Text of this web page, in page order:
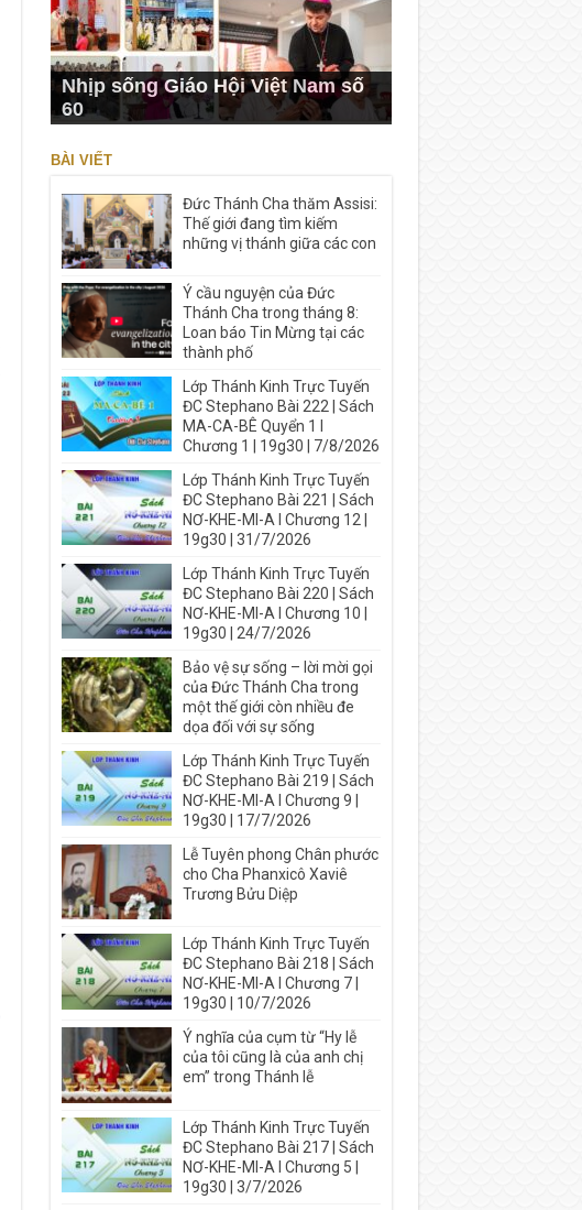
Nhịp sống Giáo Hội Việt Nam số
60
BÀI VIẾT
Đức Thánh Cha thăm Assisi:
Thế giới đang tìm kiếm
những vị thánh giữa các con
Ý cầu nguyện của Đức
Thánh Cha trong tháng 8:
Loan báo Tin Mừng tại các
thành phố
Lớp Thánh Kinh Trực Tuyến
ĐC Stephano Bài 222 | Sách
MA-CA-BÊ Quyển 1 I
Chương 1 | 19g30 | 7/8/2026
Lớp Thánh Kinh Trực Tuyến
ĐC Stephano Bài 221 | Sách
NƠ-KHE-MI-A I Chương 12 |
19g30 | 31/7/2026
Lớp Thánh Kinh Trực Tuyến
ĐC Stephano Bài 220 | Sách
NƠ-KHE-MI-A I Chương 10 |
19g30 | 24/7/2026
Bảo vệ sự sống – lời mời gọi
của Đức Thánh Cha trong
một thế giới còn nhiều đe
dọa đối với sự sống
Lớp Thánh Kinh Trực Tuyến
ĐC Stephano Bài 219 | Sách
NƠ-KHE-MI-A I Chương 9 |
19g30 | 17/7/2026
Lễ Tuyên phong Chân phước
cho Cha Phanxicô Xaviê
Trương Bửu Diệp
Lớp Thánh Kinh Trực Tuyến
ĐC Stephano Bài 218 | Sách
NƠ-KHE-MI-A I Chương 7 |
19g30 | 10/7/2026
Ý nghĩa của cụm từ “Hy lễ
của tôi cũng là của anh chị
em” trong Thánh lễ
Lớp Thánh Kinh Trực Tuyến
ĐC Stephano Bài 217 | Sách
NƠ-KHE-MI-A I Chương 5 |
19g30 | 3/7/2026